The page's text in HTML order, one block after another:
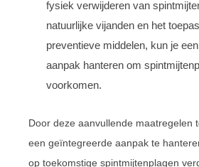
fysiek verwijderen van
natuurlijke vijanden en het
preventieve middelen, kun je
aanpak hanteren om
voorkomen.
Door deze aanvullende maatregelen
een geïntegreerde aanpak te
op toekomstige spintmijtenplagen